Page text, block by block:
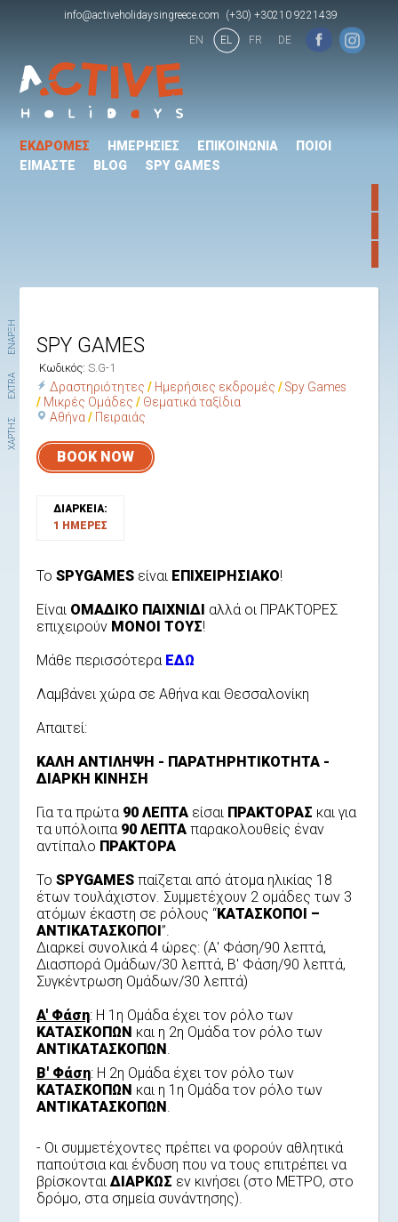
info@activeholidaysingreece.com
(+30) +30210 9221439
EN
EL FR DE
ΕΚΔΡΟΜΕΣ ΗΜΕΡΗΣΙΕΣ ΕΠΙΚΟΙΝΩΝΙΑ
ΠΟΙΟΙ
ΕΙΜΑΣΤΕ
BLOG SPY GAMES
SPY GAMES
Κωδικός: S.G-1
Δραστηριότητες Ημερήσιες εκδρομές
Spy Games
Μικρές Ομάδες
Θεματικά ταξίδια
Αθήνα
Πειραιάς
BOOK NOW
ΔΙΑΡΚΕΙΑ:
1 ΗΜΕΡΕΣ
Το SPYGAMESείναι ΕΠΙΧΕΙΡΗΣΙΑΚΟ!
Είναι ΟΜΑΔΙΚΟ ΠΑΙΧΝΙΔΙ αλλά οι ΠΡΑΚΤΟΡΕΣ
επιχειρούν ΜΟΝΟΙ ΤΟΥΣ!
Μάθε περισσότερα ΕΔΩ
Λαμβάνει χώρα σε Αθήνα και Θεσσαλονίκη
Απαιτεί:
ΚΑΛΗ ΑΝΤΙΛΗΨΗ - ΠΑΡΑΤΗΡΗΤΙΚΟΤΗΤΑ -
ΔΙΑΡΚΗ ΚΙΝΗΣΗ
Για τα πρώτα 90 ΛΕΠΤΑείσαι ΠΡΑΚΤΟΡΑΣ και για
τα υπόλοιπα 90 ΛΕΠΤΑπαρακολουθείς έναν
αντίπαλο ΠΡΑΚΤΟΡΑ
Το SPYGAMESπαίζεται από άτομα ηλικίας 18
έτων τουλάχιστον. Συμμετέχουν 2 ομάδες των 3
ατόμων έκαστη σε ρόλους “ΚΑΤΑΣΚΟΠΟΙ –
ΑΝΤΙΚΑΤΑΣΚΟΠΟΙ”.
Διαρκεί συνολικά 4 ώρες: (Α' Φάση/90 λεπτά,
Διασπορά Ομάδων/30 λεπτά, Β' Φάση/90 λεπτά,
Συγκέντρωση Ομάδων/30 λεπτά)
A' Φάση: Η 1η Ομάδα έχει τον ρόλο των
ΚΑΤΑΣΚΟΠΩΝ και η 2η Ομάδα τον ρόλο των
ΑΝΤΙΚΑΤΑΣΚΟΠΩΝ
B' Φάση: Η 2η Ομάδα έχει τον ρόλο των
ΚΑΤΑΣΚΟΠΩΝ και η 1η Ομάδα τον ρόλο των
ΑΝΤΙΚΑΤΑΣΚΟΠΩΝ
- Οι συμμετέχοντες πρέπει να φορούν αθλητικά
παπούτσια και ένδυση που να τους επιτρέπει να
βρίσκονται ΔΙΑΡΚΩΣ εν κινήσει (στο ΜΕΤΡΟ, στο
δρόμο, στα σημεία συνάντησης).
ΧΑΡΤΗΣ
EXTRA
ΕΝΑΡΞΗ